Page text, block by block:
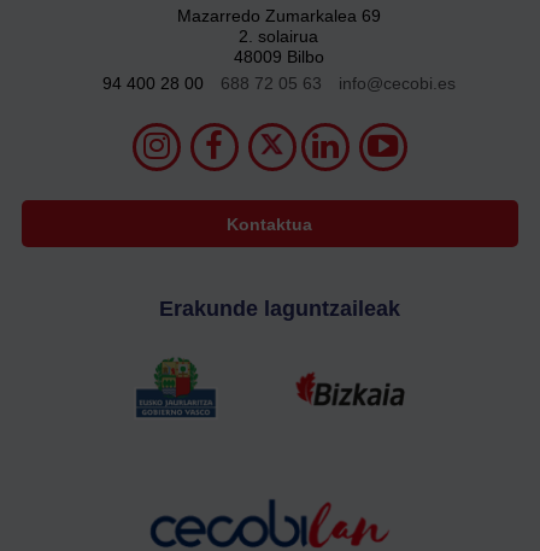
Mazarredo Zumarkalea 69
2. solairua
48009 Bilbo
94 400 28 00
688 72 05 63 info@cecobi.es
Kontaktua
Erakunde laguntzaileak